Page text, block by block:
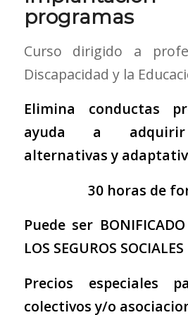
programas
Curso dirigido a
Discapacidad y la
Elimina conductas
ayuda a adquirir
alternativas y
30 horas de
Puede ser
LOS SEGUROS SOCIALES
Precios especiales
colectivos y/o